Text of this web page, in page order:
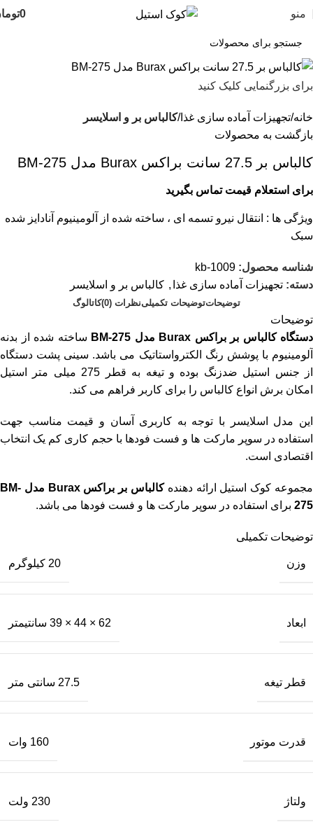
منو 0
برای بزرگنمایی کلیک کنید
خانه تجهیزات آماده سازی غذا کالباس بر و اسلایسر
بازگشت به محصولات
کالباس بر 27.5 سانت براکس Burax مدل BM-275
برای استعلام قیمت تماس بگیرید
ویژگی ها : انتقال نیرو تسمه ای ، ساخته شده از آلومینیوم آنادایز شده
سبک
شناسه محصول: kb-1009
دسته: تجهیزات آماده سازی غذا , کالباس بر و اسلایسر
توضیحاتتوضیحات تکمیلینظرات (0) کاتالوگ
توضیحات
دستگاه کالباس بر براکس Burax مدل BM-275
ساخته شده از بدنه
آلومینیوم با پوشش رنگ الکترواستاتیک می باشد. سینی پشت دستگاه
از جنس استیل ضدزنگ بوده و تیغه به قطر 275 میلی متر استیل
امکان برش انواع کالباس را برای کاربر فراهم می کند.
این مدل اسلایسر با توجه به کاربری آسان و قیمت مناسب جهت
استفاده در سوپر مارکت ها و فست فودها با حجم کاری کم یک انتخاب
اقتصادی است.
مجموعه کوک استیل ارائه دهنده
کالباس بر براکس Burax مدل BM-
275 برای استفاده در سوپر مارکت ها و فست فودها می باشد.
توضیحات تکمیلی
وزن 20 کیلوگرم
ابعاد 62 × 44 × 39 سانتیمتر
قطر تیغه 27.5 سانتی متر
قدرت موتور 160 وات
ولتاژ 230 ولت